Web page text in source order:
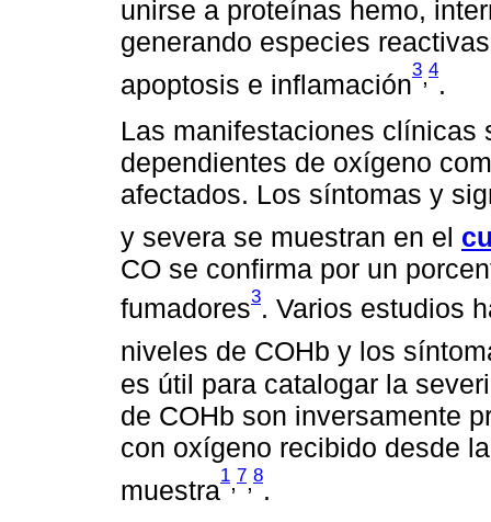
unirse a proteínas hemo,
generando especies
apoptosis e inflamación
3,4
.
Las manifestaciones clínicas
dependientes de oxígeno
afectados. Los síntomas y
y severa se muestran en el
CO se confirma por un
fumadores3. Varios estudios
niveles de COHb y los
es útil para catalogar la
de COHb son inversamente
con oxígeno recibido desde
muestra
1 7 8
.